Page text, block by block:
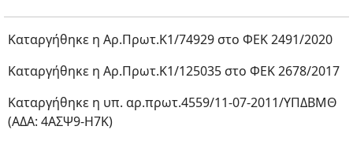
Καταργήθηκε η Αρ.Πρωτ.Κ1/74929 στο ΦΕΚ 2491/2020
Καταργήθηκε η Αρ.Πρωτ.Κ1/125035 στο ΦΕΚ 2678/2017
Καταργήθηκε η υπ. αρ.πρωτ.4559/11-07-2011/ΥΠΔΒΜΘ
(ΑΔΑ: 4ΑΣΨ9-Η7Κ)